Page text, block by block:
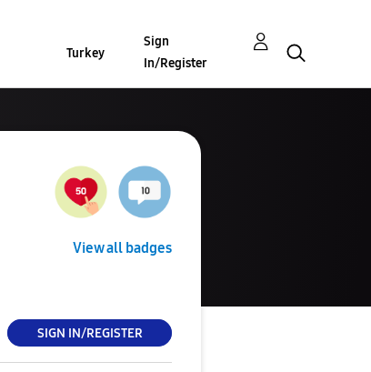
Turkey
Sign
In/Register
View all badges
SIGN IN/REGISTER